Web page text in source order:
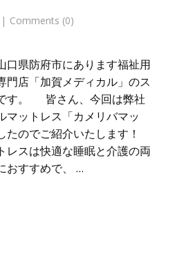
Comments (0)
口県防府市にあります福祉用
門店「加賀メディカル」のス
す。 皆さん、今回は弊社
マットレス「カメリバマッ
たのでご紹介いたします！
レスは快適な睡眠と介護の両
おすすめで、 …